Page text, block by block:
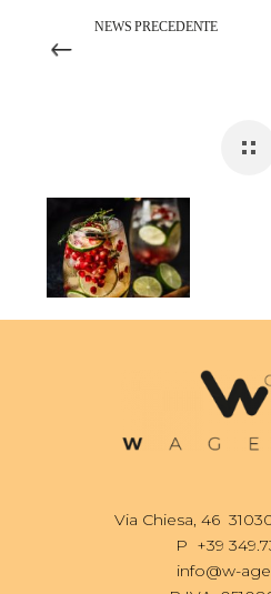
NEWS PRECEDENTE
Via Chiesa, 46
P +39
info@w-